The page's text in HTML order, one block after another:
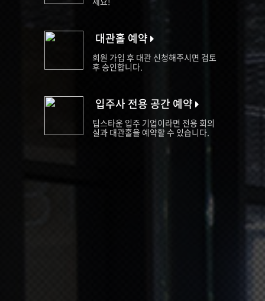
대관홀 예약
회원 가입 후 대관 신청해주시면 검토
후 승인합니다.
입주사 전용 공간 예약
팁스타운 입주 기업이라면 전용 회의
실과 대관홀을 예약할 수 있습니다.